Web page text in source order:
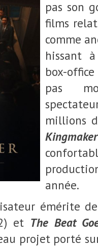
pas son
films
comme
hissant
box-
pas
millions
Kingmaker
année.
émérite
et The Beat
projet porté